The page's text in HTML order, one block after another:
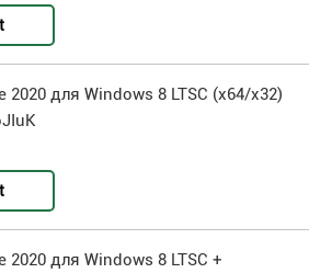
2020 для Windows 8 LTSC (x64/x32)
2020 для Windows 8 LTSC +